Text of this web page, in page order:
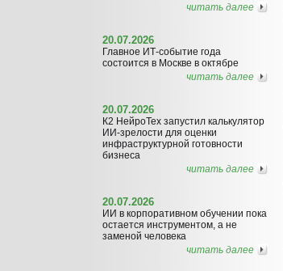
читать далее
20.07.2026
Главное ИТ-событие года
состоится в Москве в октябре
читать далее
20.07.2026
К2 НейроТех запустил калькулятор
ИИ-зрелости для оценки
инфраструктурной готовности
бизнеса
читать далее
20.07.2026
ИИ в корпоративном обучении пока
остается инструментом, а не
заменой человека
читать далее